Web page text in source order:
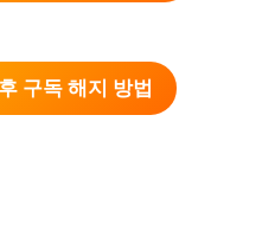
구독 해지 방법